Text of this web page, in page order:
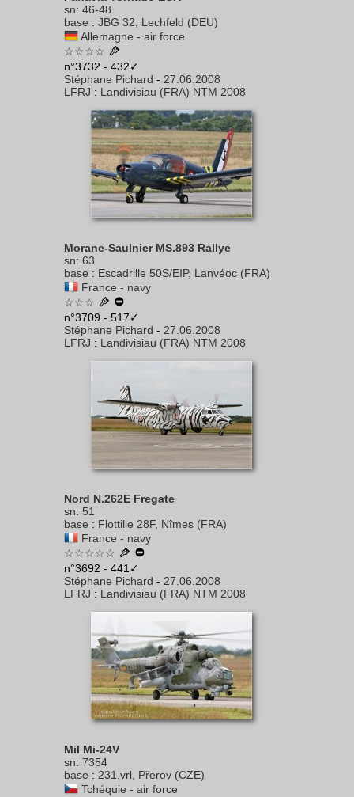
sn: 46-48
base : JBG 32, Lechfeld (DEU)
Allemagne - air force
☆☆☆☆
n°3732 - 432✓
Stéphane Pichard - 27.06.2008
LFRJ : Landivisiau (FRA) NTM 2008
Morane-Saulnier MS.893 Rallye
sn: 63
base : Escadrille 50S/EIP, Lanvéoc (FRA)
France - navy
☆☆☆
n°3709 - 517✓
Stéphane Pichard - 27.06.2008
LFRJ : Landivisiau (FRA) NTM 2008
Nord N.262E Fregate
sn: 51
base : Flottille 28F, Nîmes (FRA)
France - navy
☆☆☆☆☆
n°3692 - 441✓
Stéphane Pichard - 27.06.2008
LFRJ : Landivisiau (FRA) NTM 2008
Mil Mi-24V
sn: 7354
base : 231.vrl, Přerov (CZE)
Tchéquie - air force